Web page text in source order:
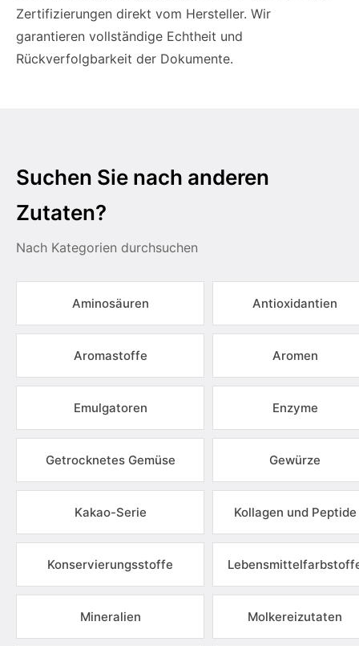
Zertifizierungen direkt vom Hersteller. Wir
garantieren vollständige Echtheit und
Rückverfolgbarkeit der Dokumente.
Suchen Sie nach anderen
Zutaten?
Nach Kategorien durchsuchen
Aminosäuren Antioxidantien
Aromastoffe Aromen
Emulgatoren Enzyme
Getrocknetes Gemüse Gewürze
Kakao-Serie Kollagen und Peptide
Konservierungsstoffe
Mineralien Molkereizutaten